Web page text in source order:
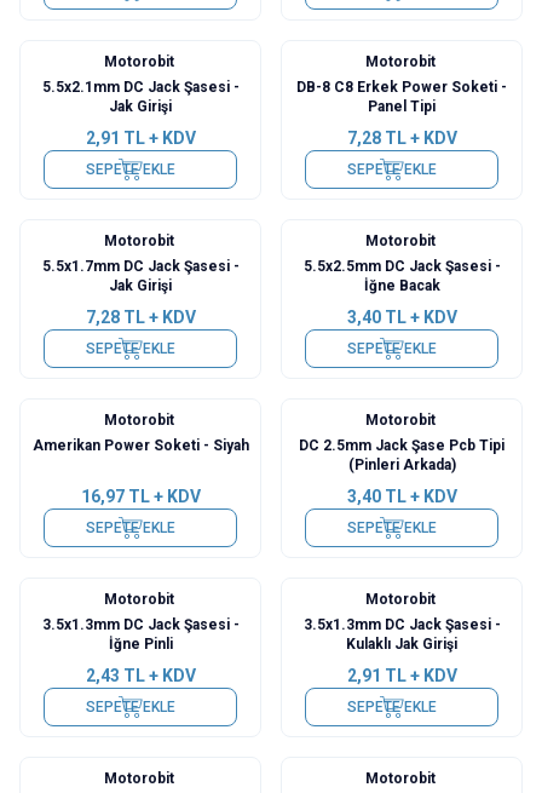
Motorobit
5.5x2.1mm DC Jack Şasesi -
Jak Girişi
2,91 TL + KDV
SEPETE EKLE
Motorobit
DB-8 C8 Erkek Power Soketi -
Panel Tipi
7,28TL + KDV
SEPETE EKLE
Motorobit
5.5x1.7mm DC Jack Şasesi -
Jak Girişi
7,28TL + KDV
SEPETE EKLE
Motorobit
5.5x2.5mm DC Jack Şasesi -
İğne Bacak
3,40TL + KDV
SEPETE EKLE
Motorobit
Amerikan Power Soketi - Siyah
16,97TL + KDV
SEPETE EKLE
Motorobit
DC 2.5mm Jack Şase Pcb Tipi
(Pinleri Arkada)
3,40TL + KDV
SEPETE EKLE
Motorobit
3.5x1.3mm DC Jack Şasesi -
İğne Pinli
2,43 TL + KDV
SEPETE EKLE
Motorobit
3.5x1.3mm DC Jack Şasesi -
Kulaklı Jak Girişi
2,91 TL + KDV
SEPETE EKLE
Motorobit
Motorobit